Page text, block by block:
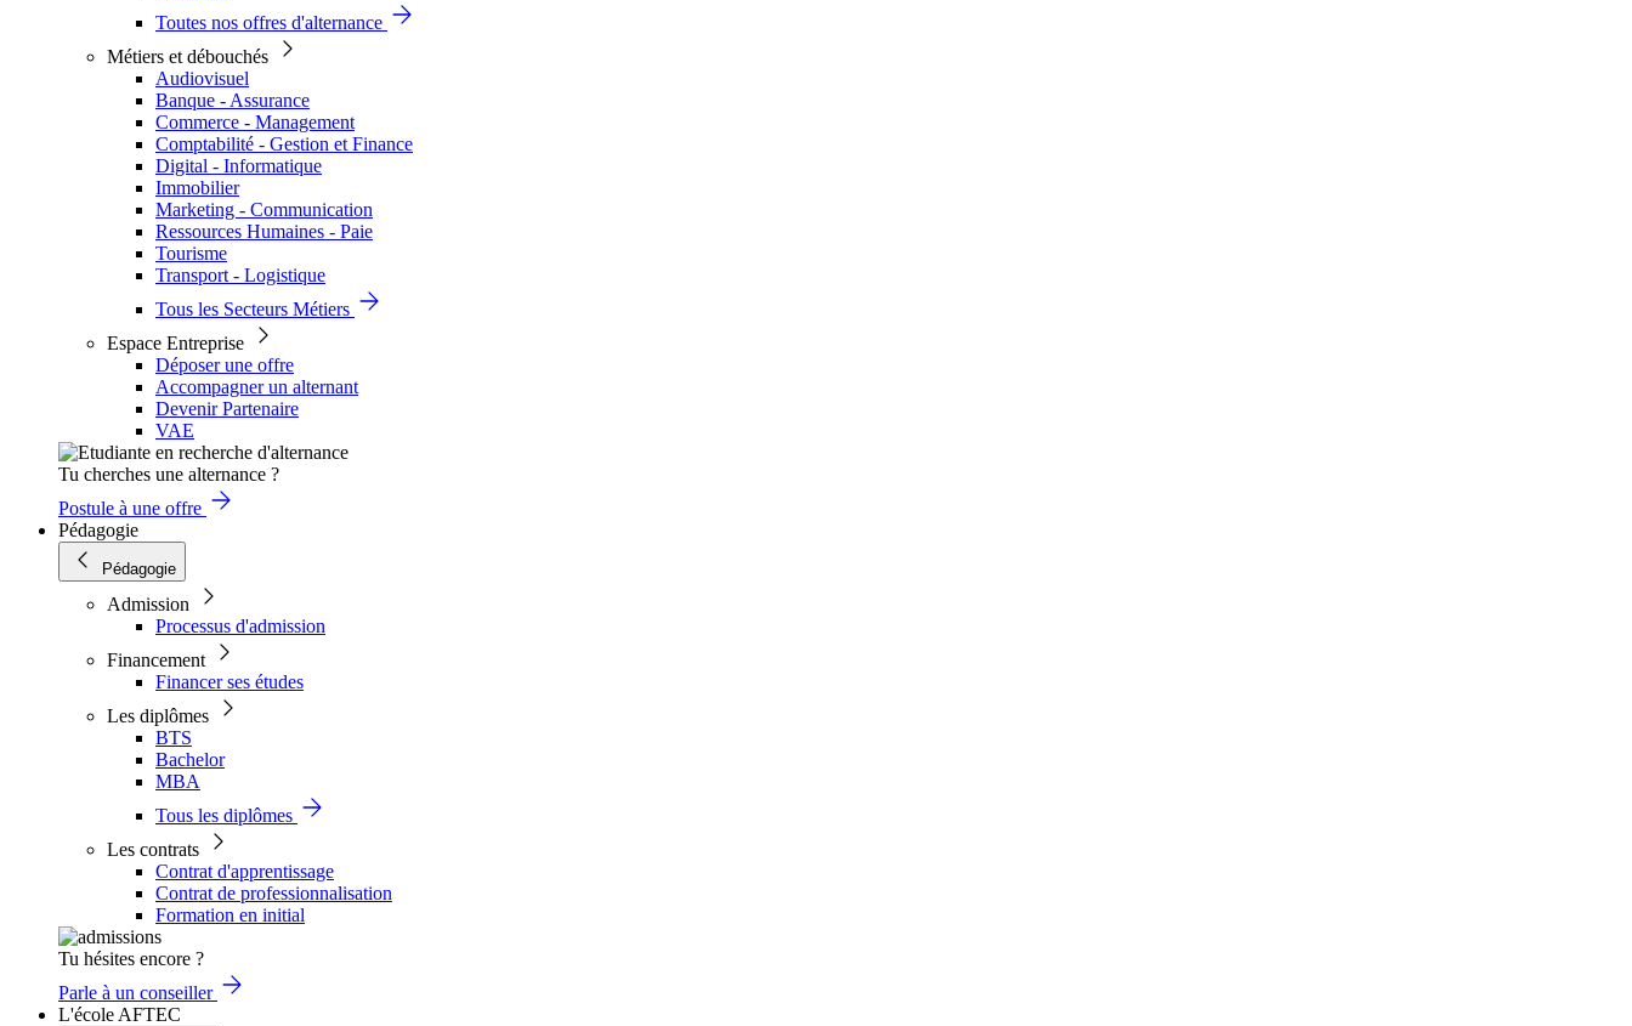
Toutes nos offres d'alternance
Métiers et débouchés
Audiovisuel
Banque - Assurance
Commerce - Management
Comptabilité - Gestion et Finance
Digital - Informatique
Immobilier
Marketing - Communication
Ressources Humaines - Paie
Tourisme
Transport - Logistique
Tous les Secteurs Métiers
Espace Entreprise
Déposer une offre
Accompagner un alternant
Devenir Partenaire
VAE
Tu cherches une alternance ?
Postule à une offre
Pédagogie
Pédagogie
Admission
Processus d'admission
Financement
Financer ses études
Les diplômes
BTS
Bachelor
MBA
Tous les diplômes
Les contrats
Contrat d'apprentissage
Contrat de professionnalisation
Formation en initial
Tu hésites encore ?
Parle à un conseiller
L'école AFTEC